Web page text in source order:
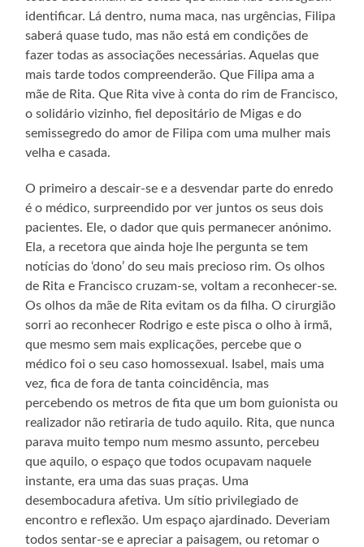
identificar. Lá dentro, numa maca, nas urgências, Filipa
saberá quase tudo, mas não está em condições de
fazer todas as associações necessárias. Aquelas que
mais tarde todos compreenderão. Que Filipa ama a
mãe de Rita. Que Rita vive à conta do rim de Francisco,
o solidário vizinho, fiel depositário de Migas e do
semissegredo do amor de Filipa com uma mulher mais
velha e casada.
O primeiro a descair-se e a desvendar parte do enredo
é o médico, surpreendido por ver juntos os seus dois
pacientes. Ele, o dador que quis permanecer anónimo.
Ela, a recetora que ainda hoje lhe pergunta se tem
notícias do ‘dono’ do seu mais precioso rim. Os olhos
de Rita e Francisco cruzam-se, voltam a reconhecer-se.
Os olhos da mãe de Rita evitam os da filha. O cirurgião
sorri ao reconhecer Rodrigo e este pisca o olho à irmã,
que mesmo sem mais explicações, percebe que o
médico foi o seu caso homossexual. Isabel, mais uma
vez, fica de fora de tanta coincidência, mas
percebendo os metros de fita que um bom guionista ou
realizador não retiraria de tudo aquilo. Rita, que nunca
parava muito tempo num mesmo assunto, percebeu
que aquilo, o espaço que todos ocupavam naquele
instante, era uma das suas praças. Uma
desembocadura afetiva. Um sítio privilegiado de
encontro e reflexão. Um espaço ajardinado. Deveriam
todos sentar-se e apreciar a paisagem, ou retomar o